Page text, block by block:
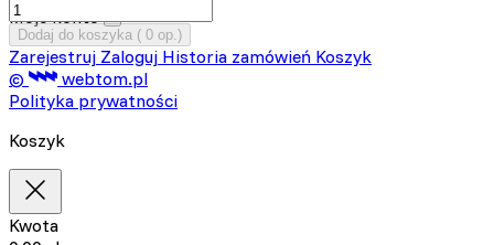
Dodaj do koszyka ( 0 op.)
Moje konto
Zarejestruj Zaloguj Historia zamówień Koszyk
©
webtom.pl
Polityka prywatności
Koszyk
Kwota